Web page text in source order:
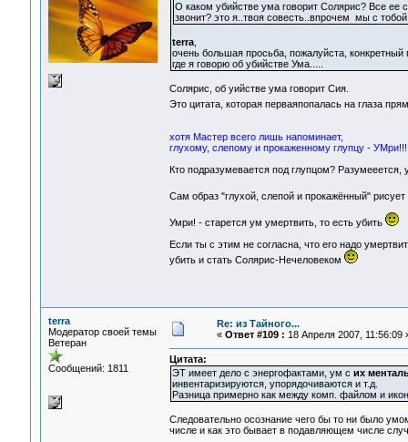
О каком убийстве ума говорит Солярис? Все
звонит? это я..твоя совесть..впрочем мы с
terra,
очень большая просьба, пожалуйста, конкретный
где я говорю об убийстве Ума.....
Солярис, об уийстве ума говорит Сия.
Это цитата, которая перваяпопалась на глаза
хотя Мастер всего лишь напоминает,
глухому, слепому и прокаженному глупцу - УМри!!!
Кто подразумевается под глупцом? Разумееется,
Сам образ "глухой, слепой и прокажённый"
Умри! - старется ум умертвить, то есть убить
Если ты с этим не согласна, что его надо
убить и стать Солярис-Нечеловеком
terra
Модератор своей темы
Ветеран
Сообщений: 1811
Re: из Тайного...
« Ответ #109 : 18 Апреля 2007, 11:56:09
Цитата:
ЭТ имеет дело с энергофактами, ум с их
инвентаризируются, упорядочиваются и т.д.
Разница примерно как между комп. файлом и
Следовательно осознание чего бы то ни было
числе и как это бывает в подавляющем числе